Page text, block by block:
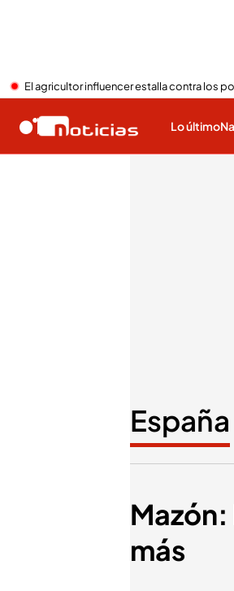
El agricultor influencer estalla contra los
Lo último
España
más